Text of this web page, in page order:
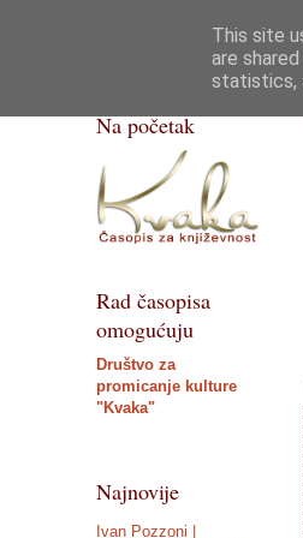
Poezija
ISSN 2459-5632
Na početak
Rad časopisa
omogućuju
Društvo za
promicanje kulture
"Kvaka"
Najnovije
Ivan Pozzoni |
This site
are
statistics,